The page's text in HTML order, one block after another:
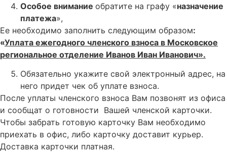
Особое внимание обратите на графу «назначение
платежа»,
Ее необходимо заполнить следующим образом:
«Уплата ежегодного членского взноса в Московское
региональное отделение Иванов Иван Иванович».
Обязательно укажите свой электронный адрес, на
него придет чек об уплате взноса.
После уплаты членского взноса Вам позвонят из офиса
и сообщат о готовности Вашей членской карточки.
Чтобы забрать готовую карточку Вам необходимо
приехать в офис, либо карточку доставит курьер.
Доставка карточки платная.